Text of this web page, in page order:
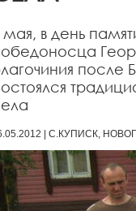
мая, в день
после
| С.КУПИСК,